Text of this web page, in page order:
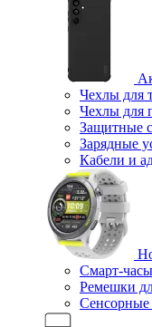
Чехлы для
Чехлы для
Защитные
Зарядные
Кабели и
Смарт-часы
Ремешки
Сенсорные